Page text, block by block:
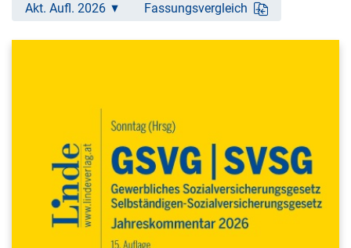
Akt. Aufl. 2026 Fassungsvergleich